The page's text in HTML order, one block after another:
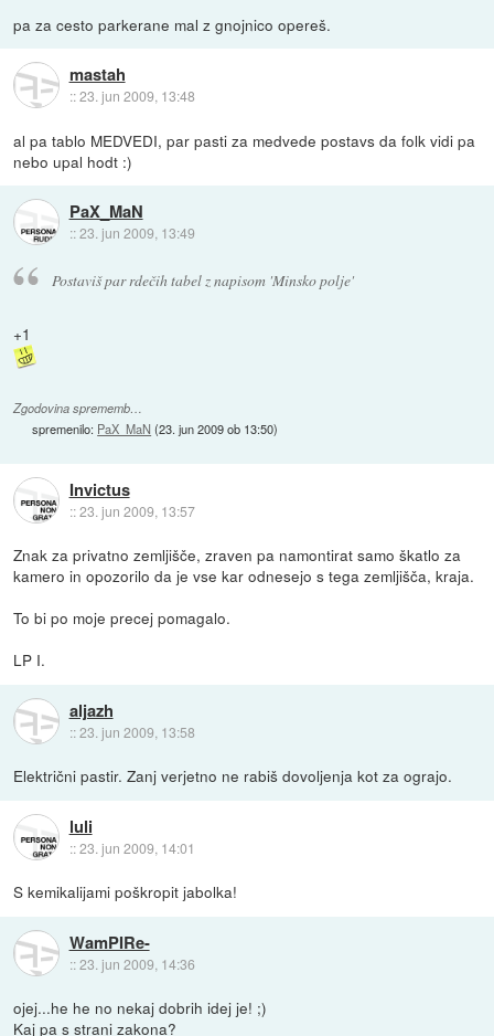
pa za cesto parkerane mal z gnojnico opereš.
mastah
::23. jun 2009, 13:48
al pa tablo MEDVEDI, par pasti za medvede postavs da folk vidi pa
nebo upal hodt :)
PaX_MaN
::23. jun 2009, 13:49
Postaviš par rdečih tabel z napisom 'Minsko polje'
+1
Zgodovina sprememb…
spremenilo: PaX_MaN (23. jun 2009 ob 13:50)
Invictus
::23. jun 2009, 13:57
Znak za privatno zemljišče, zraven pa namontirat samo škatlo za
kamero in opozorilo da je vse kar odnesejo s tega zemljišča, kraja.
To bi po moje precej pomagalo.
LP I.
aljazh
::23. jun 2009, 13:58
Električni pastir. Zanj verjetno ne rabiš dovoljenja kot za ograjo.
luli
::23. jun 2009, 14:01
S kemikalijami poškropit jabolka!
WamPIRe-
::23. jun 2009, 14:36
ojej...he he no nekaj dobrih idej je! ;)
Kaj pa s strani zakona?